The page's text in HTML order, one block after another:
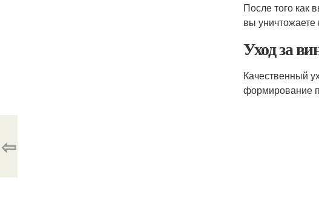
После того как
вы
Уход за
Качественный
формирование
⇦